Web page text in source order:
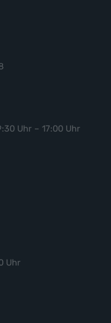
Uhr – 17:00 Uhr
Uhr